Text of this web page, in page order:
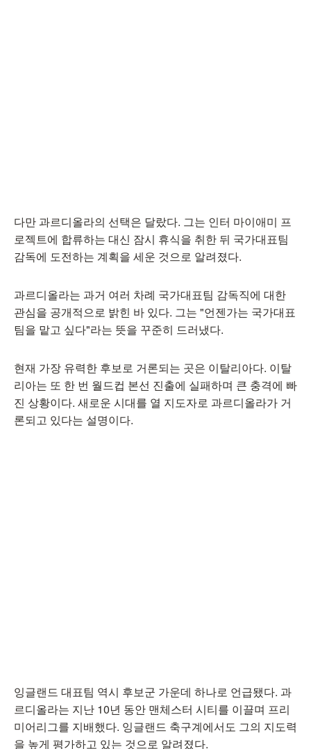
다만 과르디올라의 선택은 달랐다. 그는 인터 마이애미 프
로젝트에 합류하는 대신 잠시 휴식을 취한 뒤 국가대표팀
감독에 도전하는 계획을 세운 것으로 알려졌다.
과르디올라는 과거 여러 차례 국가대표팀 감독직에 대한
관심을 공개적으로 밝힌 바 있다. 그는 "언젠가는 국가대표
팀을 맡고 싶다"라는 뜻을 꾸준히 드러냈다.
현재 가장 유력한 후보로 거론되는 곳은 이탈리아다. 이탈
리아는 또 한 번 월드컵 본선 진출에 실패하며 큰 충격에 빠
진 상황이다. 새로운 시대를 열 지도자로 과르디올라가 거
론되고 있다는 설명이다.
잉글랜드 대표팀 역시 후보군 가운데 하나로 언급됐다. 과
르디올라는 지난 10년 동안 맨체스터 시티를 이끌며 프리
미어리그를 지배했다. 잉글랜드 축구계에서도 그의 지도력
을 높게 평가하고 있는 것으로 알려졌다.